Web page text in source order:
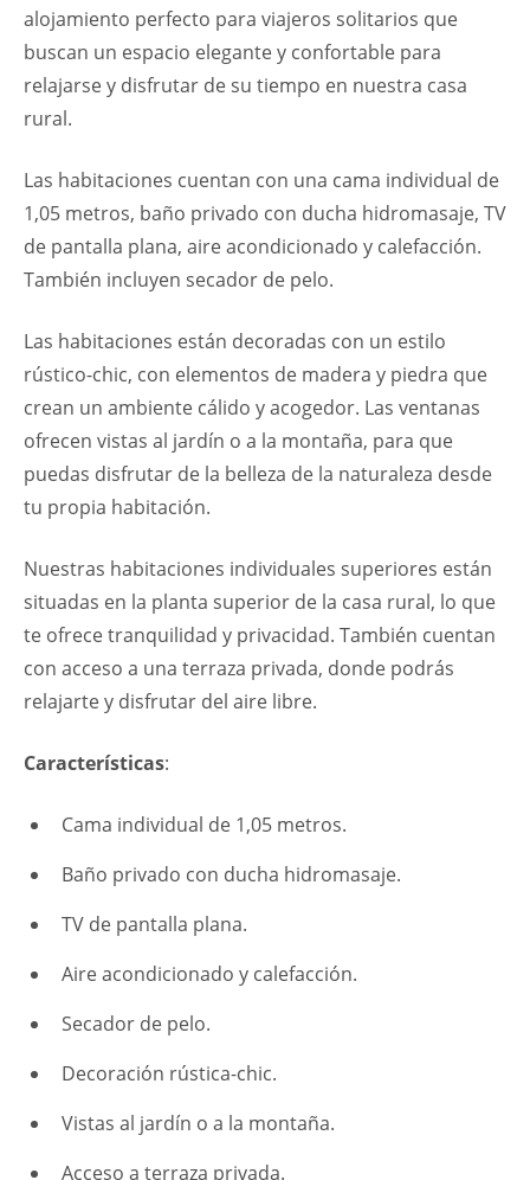
alojamiento perfecto para viajeros solitarios que
buscan un espacio elegante y confortable para
relajarse y disfrutar de su tiempo en nuestra casa
rural.
Las habitaciones cuentan con una cama individual de
1,05 metros, baño privado con ducha hidromasaje, TV
de pantalla plana, aire acondicionado y calefacción.
También incluyen secador de pelo.
Las habitaciones están decoradas con un estilo
rústico-chic, con elementos de madera y piedra que
crean un ambiente cálido y acogedor. Las ventanas
ofrecen vistas al jardín o a la montaña, para que
puedas disfrutar de la belleza de la naturaleza desde
tu propia habitación.
Nuestras habitaciones individuales superiores están
situadas en la planta superior de la casa rural, lo que
te ofrece tranquilidad y privacidad. También cuentan
con acceso a una terraza privada, donde podrás
relajarte y disfrutar del aire libre.
Características:
Cama individual de 1,05 metros.
Baño privado con ducha hidromasaje.
TV de pantalla plana.
Aire acondicionado y calefacción.
Secador de pelo.
Decoración rústica-chic.
Vistas al jardín o a la montaña.
Acceso a terraza privada.